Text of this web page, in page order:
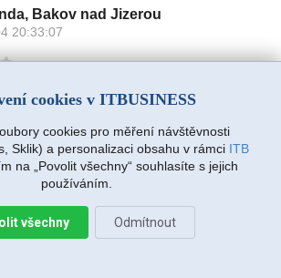
Bakov nad Jizerou
20:33:07
Liberec 2026-08-03 20:08:43
bez výjezdu, komunikace i navržený
vše se vyřešilo, děkuji
Richtrová, Turnov 2026-08-03 18:54:12
s techniky spokojenost, příjemní,
cookies v ITBUSINESS
cookies pro měření návštěvnosti
Sklik) a personalizaci obsahu v rámci ITB
na „Povolit všechny“ souhlasíte s jejich
používáním.
všechny Odmítnout